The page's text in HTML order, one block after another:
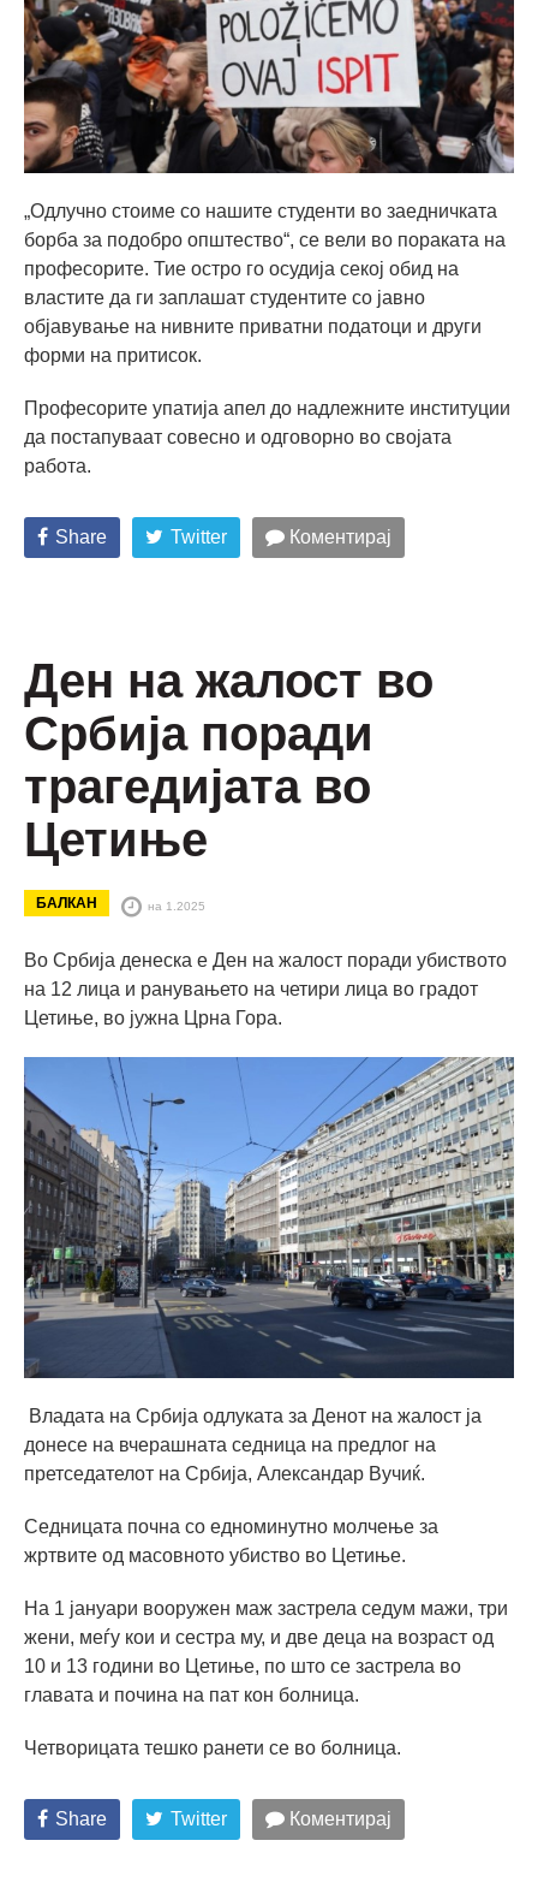
„Одлучно стоиме со нашите студенти во заедничката
борба за подобро општество“, се вели во пораката на
професорите. Тие остро го осудија секој обид на
властите да ги заплашат студентите со јавно
објавување на нивните приватни податоци и други
форми на притисок.
Професорите упатија апел до надлежните институции
да постапуваат совесно и одговорно во својата
работа.
Share Twitter Коментирај
Ден на жалост во
Србија поради
трагедијата во
Цетиње
БАЛКАН на 1.2025
Во Србија денеска е Ден на жалост поради убиството
на 12 лица и ранувањето на четири лица во градот
Цетиње, во јужна Црна Гора.
Владата на Србија одлуката за Денот на жалост ја
донесе на вчерашната седница на предлог на
претседателот на Србија, Александар Вучиќ.
Седницата почна со едноминутно молчење за
жртвите од масовното убиство во Цетиње.
На 1 јануари вооружен маж застрела седум мажи, три
жени, меѓу кои и сестра му, и две деца на возраст од
10 и 13 години во Цетиње, по што се застрела во
главата и почина на пат кон болница.
Четворицата тешко ранети се во болница.
Share Twitter Коментирај